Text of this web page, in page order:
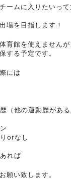
ームに入りたいっ
場を目指します！
育館を使えません
する予定です。
には
（他の運動歴がある
orなし
れば
願い致します。